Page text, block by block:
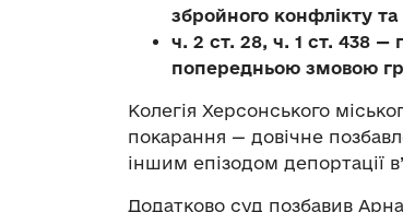
збройного конфлікту
ч. 2 ст. 28, ч. 1 ст. 438 —
попередньою змовою
Колегія Херсонського
покарання — довічне
іншим епізодом депортації
Додатково суд позбавив